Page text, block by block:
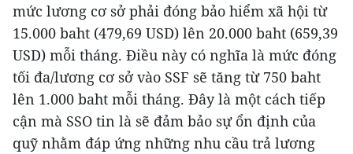
mức lương cơ sở phải đóng bảo hiểm xã hội từ
15.000 baht (479,69 USD) lên 20.000 baht (659,39
USD) mỗi tháng. Điều này có nghĩa là mức đóng
tối đa/lương cơ sở vào SSF sẽ tăng từ 750 baht
lên 1.000 baht mỗi tháng. Đây là một cách tiếp
cận mà SSO tin là sẽ đảm bảo sự ổn định của
quỹ nhằm đáp ứng những nhu cầu trả lương